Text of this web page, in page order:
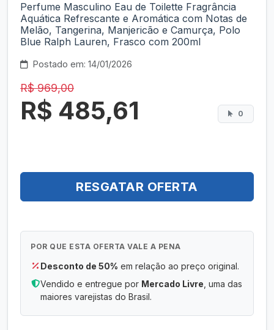
Perfume Masculino Eau de Toilette Fragrância
Aquática Refrescante e Aromática com Notas de
Melão, Tangerina, Manjericão e Camurça, Polo
Blue Ralph Lauren, Frasco com 200ml
Postado em: 14/01/2026
R$ 969,00
R$ 485,61 0
RESGATAR OFERTA
POR QUE ESTA OFERTA VALE A PENA
Desconto de 50% em relação ao preço original.
Vendido e entregue por Mercado Livre , uma das
maiores varejistas do Brasil.